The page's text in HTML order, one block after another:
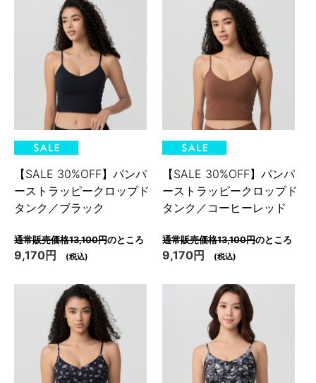
【SALE 30%OFF】パンパ
ーストラッピークロップド
タンク／ブラック
通常販売価格13,100円のところ
9,170円 (税込)
【SALE 30%OFF】パンパ
ーストラッピークロップド
タンク／コーヒーレッド
通常販売価格13,100円のところ
9,170円 (税込)